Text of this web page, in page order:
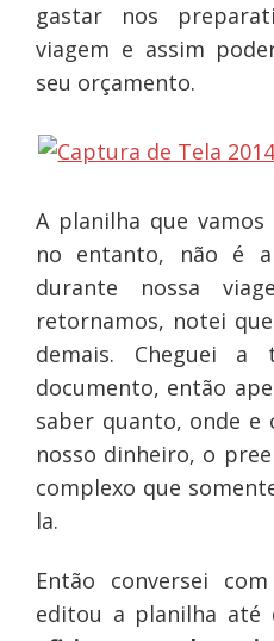
gastar nos
viagem e assim
seu orçamento.
A planilha que
no entanto, não é
durante nossa
retornamos, notei
demais. Cheguei
documento, então
saber quanto, onde e
nosso dinheiro, o
complexo que
la.
Então conversei
editou a planilha até